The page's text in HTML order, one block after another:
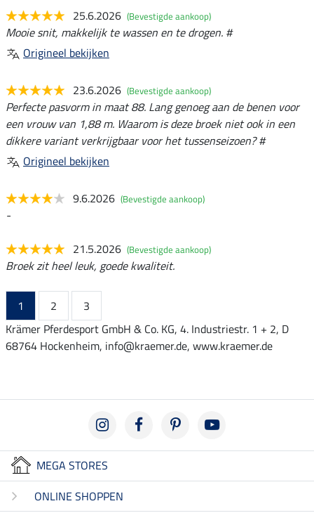
25.6.2026 (Bevestigde aankoop)
Mooie snit, makkelijk te wassen en te drogen. #
Origineel bekijken
23.6.2026 (Bevestigde aankoop)
Perfecte pasvorm in maat 88. Lang genoeg aan de benen voor
een vrouw van 1,88 m. Waarom is deze broek niet ook in een
dikkere variant verkrijgbaar voor het tussenseizoen? #
Origineel bekijken
9.6.2026 (Bevestigde aankoop)
-
21.5.2026 (Bevestigde aankoop)
Broek zit heel leuk, goede kwaliteit.
1 2
3
Krämer Pferdesport GmbH & Co. KG, 4. Industriestr. 1 + 2, D
68764 Hockenheim, info@kraemer.de, www.kraemer.de
MEGA STORES
ONLINE SHOPPEN